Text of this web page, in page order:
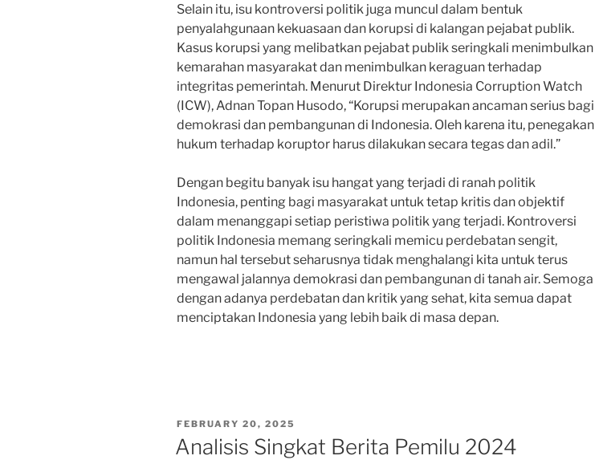
Selain itu, isu kontroversi politik juga muncul dalam bentuk
penyalahgunaan kekuasaan dan korupsi di kalangan pejabat publik.
Kasus korupsi yang melibatkan pejabat publik seringkali menimbulkan
kemarahan masyarakat dan menimbulkan keraguan terhadap
integritas pemerintah. Menurut Direktur Indonesia Corruption Watch
(ICW), Adnan Topan Husodo, “Korupsi merupakan ancaman serius bagi
demokrasi dan pembangunan di Indonesia. Oleh karena itu, penegakan
hukum terhadap koruptor harus dilakukan secara tegas dan adil.”
Dengan begitu banyak isu hangat yang terjadi di ranah politik
Indonesia, penting bagi masyarakat untuk tetap kritis dan objektif
dalam menanggapi setiap peristiwa politik yang terjadi. Kontroversi
politik Indonesia memang seringkali memicu perdebatan sengit,
namun hal tersebut seharusnya tidak menghalangi kita untuk terus
mengawal jalannya demokrasi dan pembangunan di tanah air. Semoga
dengan adanya perdebatan dan kritik yang sehat, kita semua dapat
menciptakan Indonesia yang lebih baik di masa depan.
POSTED
FEBRUARY 20, 2025
Analisis Singkat Berita Pemilu 2024